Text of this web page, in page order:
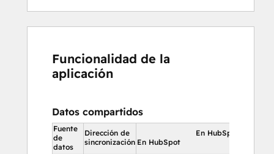
Funcionalidad de la
aplicación
Datos compartidos
Fuente
de
datos
Dirección de
sincronización
En HubSpot
En HubSpot